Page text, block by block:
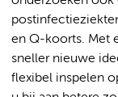
en Q-koorts. Met
sneller nieuwe
flexibel inspelen